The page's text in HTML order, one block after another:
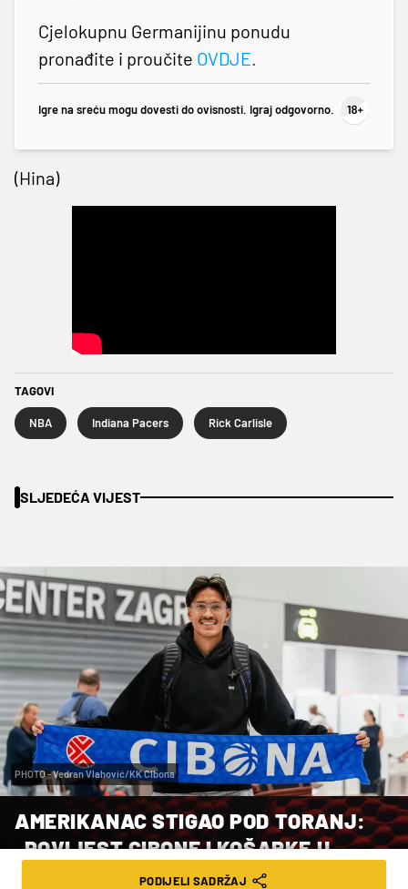
Cjelokupnu Germanijinu ponudu
pronađite i proučite OVDJE.
Igre na sreću mogu dovesti do ovisnosti. Igraj odgovorno.
(Hina)
TAGOVI
NBA Indiana Pacers Rick Carlisle
SLJEDEĆA VIJEST
PHOTO - Vedran Vlahović/KK CIbona
AMERIKANAC STIGAO POD TORANJ:
„POVIJEST CIBONE I KOŠARKE U
ZAGREBU U MENI BUDI DODATNU
PODIJELI SADRŽAJ